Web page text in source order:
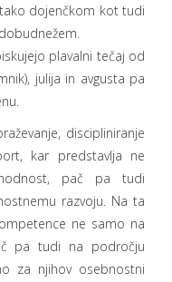
dojenčkom kot tudi
plavalni tečaj od
julija in avgusta pa
discipliniranje
kar predstavlja ne
pač pa tudi
razvoju. Na ta
ne samo na
pa tudi na področju
za njihov osebnostni